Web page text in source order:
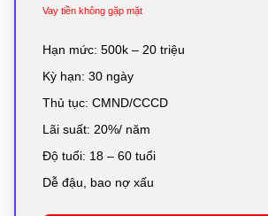
Vay tiền không gặp mặt
Hạn mức: 500k – 20 triệu
Kỳ hạn: 30 ngày
Thủ tục: CMND/CCCD
Lãi suất: 20%/ năm
Độ tuổi: 18 – 60 tuổi
Dễ đậu, bao nợ xấu